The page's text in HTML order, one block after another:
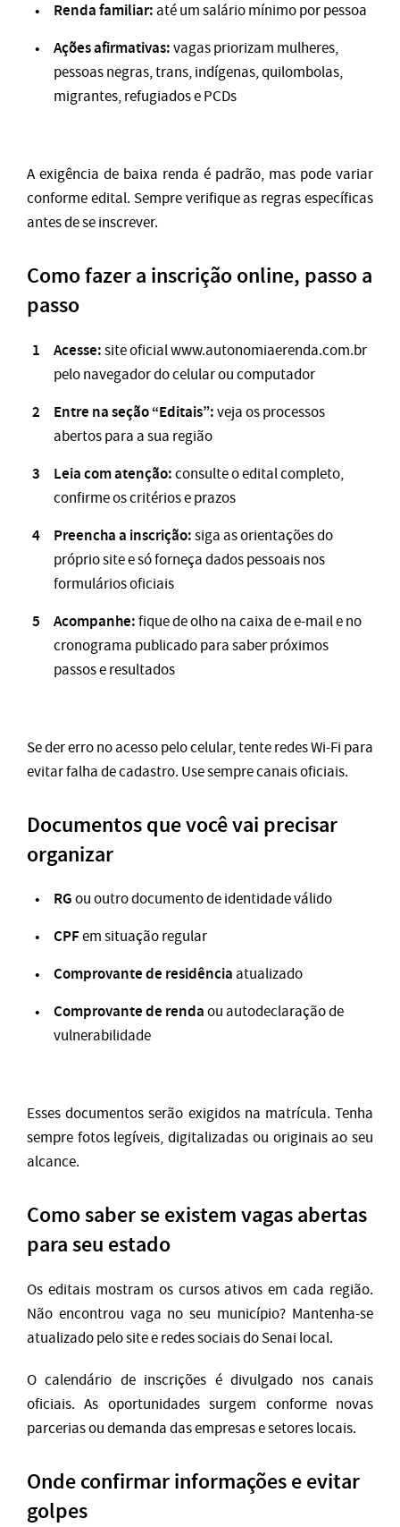
Renda familiar:até um salário mínimo por pessoa
Ações afirmativas:vagas priorizam mulheres,
pessoas negras, trans, indígenas, quilombolas,
migrantes, refugiados e PCDs
A exigência de baixa renda é padrão, mas pode variar
conforme edital. Sempre verifique as regras específicas
antes de se inscrever.
Como fazer a inscrição online, passo a
passo
Acesse:site oficial www.autonomiaerenda.com.br
pelo navegador do celular ou computador
Entre na seção “Editais”:veja os processos
abertos para a sua região
Leia com atenção:consulte o edital completo,
confirme os critérios e prazos
Preencha a inscrição:siga as orientações do
próprio site e só forneça dados pessoais nos
formulários oficiais
Acompanhe:fique de olho na caixa de e-mail e no
cronograma publicado para saber próximos
passos e resultados
Se der erro no acesso pelo celular, tente redes Wi-Fi para
evitar falha de cadastro. Use sempre canais oficiais.
Documentos que você vai precisar
organizar
RGou outro documento de identidade válido
CPFem situação regular
Comprovante de residênciaatualizado
Comprovante de rendaou autodeclaração de
vulnerabilidade
Esses documentos serão exigidos na matrícula. Tenha
sempre fotos legíveis, digitalizadas ou originais ao seu
alcance.
Como saber se existem vagas abertas
para seu estado
Os editais mostram os cursos ativos em cada região.
Não encontrou vaga no seu município? Mantenha-se
atualizado pelo site e redes sociais do Senai local.
O calendário de inscrições é divulgado nos canais
oficiais. As oportunidades surgem conforme novas
parcerias ou demanda das empresas e setores locais.
Onde confirmar informações e evitar
golpes